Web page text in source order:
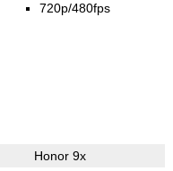
720p/480fps
Honor 9x